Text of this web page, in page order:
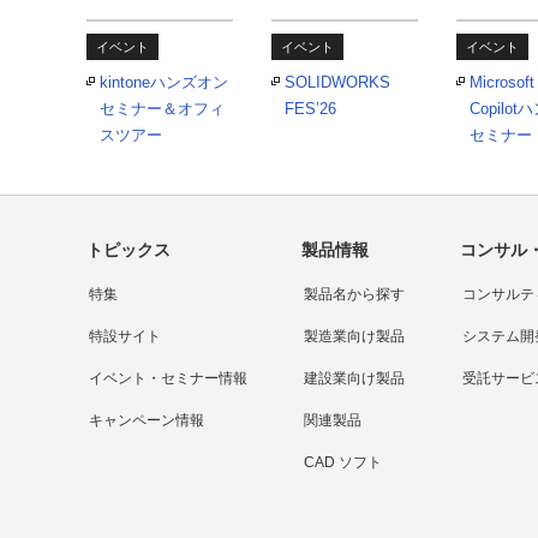
イベント
kintoneハンズオン
セミナー＆オフィ
スツアー
イベント
SOLIDWORKS
FES’26
イベント
Microsoft
Copilotハ
セミナー
トピックス
特集
特設サイト
イベント・セミナー情報
キャンペーン情報
製品情報
製品名から探す
製造業向け製品
建設業向け製品
関連製品
CAD ソフト
コンサル
コンサル
システム
受託サービ